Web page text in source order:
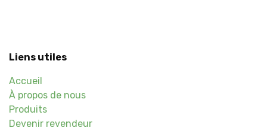
Liens utiles
Accueil
À propos de nous
Produits
Devenir revendeur